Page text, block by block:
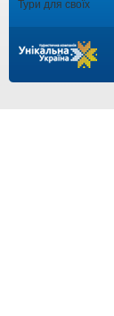
Тури для своїх